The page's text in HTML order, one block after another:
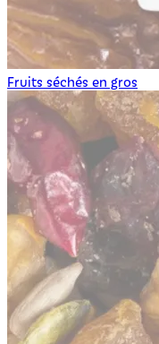
Fruits séchés en gros